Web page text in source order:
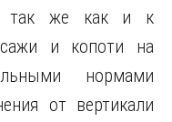
так же как и к
и копоти на
нормами
от вертикали